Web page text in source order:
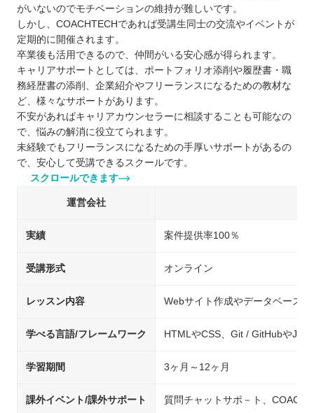
がいないのでモチベーションの維持が難しいです。
しかし、COACHTECHであれば受講生同士の交流やイベントが
定期的に開催されます。
卒業後も活用できるので、仲間がいる安心感が得られます。
キャリアサポートとしては、ポートフォリオ添削や履歴書・職
務経歴書の添削、企業紹介やフリーランスになるための教材な
ど、様々なサポートがあります。
不安があればキャリアカウンセラーに相談することも可能なの
で、悩みの解消に役立てられます。
未経験でもフリーランスになるための手厚いサポートがあるの
で、安心して受講できるスクールです。
スクロールできます
運営会社
実績 案件提供率100％
受講形式 オンライン
レッスン内容 Webサイト作成やデータベース
学べる言語/フレームワーク HTMLやCSS、Git / GitHubや
学習期間 3ヶ月～12ヶ月
課外イベント/課外サポート 質問チャットサポ－ト、